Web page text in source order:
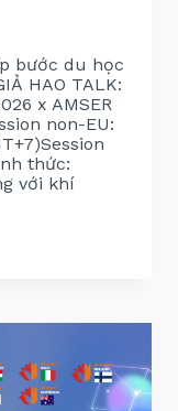
bước du học
HAO TALK:
x AMSER
non-EU:
thức:
với khí